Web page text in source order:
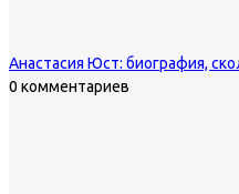
Анастасия Юст: биография,
0 комментариев